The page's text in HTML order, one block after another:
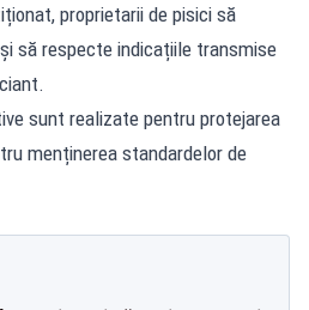
proprietarii de pisici să
să respecte indicațiile transmise
sunt realizate pentru protejarea
menținerea standardelor de